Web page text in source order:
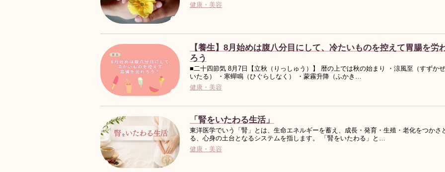
健康・美容
【養生】8月始めは腹八分目にして、冷たいものを控えて胃腸を労
ろう
■二十四節気 8月7日【立秋（りっしゅう）】 暦の上では秋の始まり ・涼風至（すずかぜ
いたる） ・寒蟬鳴（ひぐらしなく） ・蒙霧升降（ふかき…
健康・美容
「腎をいたわる生活」
東洋医学でいう「腎」とは、生命エネルギーを蓄え、成長・発育・生殖・老化をつかさ
る、心身の土台となるシステムを指します。 「腎をいたわる」と…
健康・美容